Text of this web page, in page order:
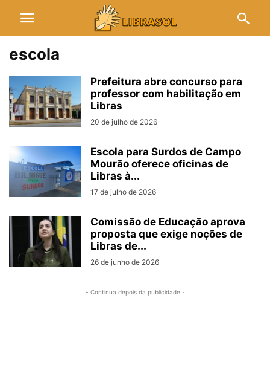
escola
Prefeitura abre concurso para
professor com habilitação em
Libras
20 de julho de 2026
Escola para Surdos de Campo
Mourão oferece oficinas de
Libras à...
17 de julho de 2026
Comissão de Educação aprova
proposta que exige noções de
Libras de...
26 de junho de 2026
- Continua depois da publicidade -